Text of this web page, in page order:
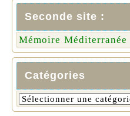
Seconde site :
Mémoire Méditerranée
Catégories